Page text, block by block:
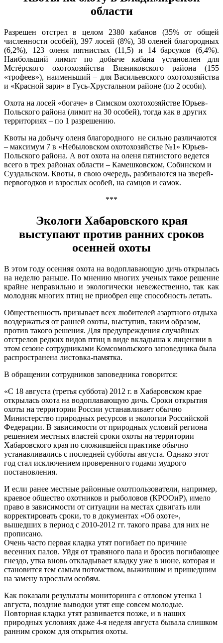
области
Разрешен отстрел в целом 2380 кабанов (35% от общей
численности особей), 397 лосей (8%), 38 оленей благородных
(6,2%), 123 оленя пятнистых (11,5) и 14 барсуков (6,4%).
Наибольший лимит по добыче кабана установлен для
Мстёрского охотохозяйства Вязниковского района (155
«трофеев»), наименьший – для Васильевского охотохозяйства
и «Красной зари» в Гусь-Хрустальном районе (по 2 особи).
Охота на лосей «богаче» в Симском охотохозяйстве Юрьев-
Польского района (лимит на 30 особей), тогда как в других
территориях – по 1 разрешению.
Квоты на добычу оленя благородного не сильно различаются
– максимум 7 в «Небыловском охотохозяйстве №1» Юрьев-
Польского района. А вот охота на оленя пятнистого ведется
всего в трех районах области – Камешковском, Собинском и
Суздальском. Квоты, в свою очередь, разбиваются на зверей-
первогодков и взрослых особей, на самцов и самок.
***
Экологи Хабаровского края
выступают против ранних сроков
осенней охоты
В этом году осенняя охота на водоплавающую дичь открылась
на неделю раньше. По мнению многих ученых такое решение
крайне неправильно и экологически невежественно, так как
молодняк многих птиц не приобрел еще способность летать.
Общественность призывает всех любителей азартного отдыха
воздержаться от ранней охоты, выступив, таким образом,
против такого решения. Для предупреждения случайных
отстрелов редких видов птиц в виде вкладыша к лицензии в
этом сезоне сотрудниками Комсомольского заповедника была
распространена листовка-памятка.
В обращении сотрудников заповедника говорится:
«С 18 августа (третья суббота) 2012 г. в Хабаровском крае
открылась охота на водоплавающую дичь. Сроки открытия
охоты на территории России устанавливает обычно
Министерство природных ресурсов и экологии Российской
Федерации. В зависимости от природных условий региона
решением местных властей сроки охоты на территории
Хабаровского края по сложившейся практике обычно
устанавливались с последней субботы августа. Однако этот
год стал исключением проверенного годами мудрого
постановления.
И если ранее местные районные охотпользователи, например,
краевое общество охотников и рыболовов (КРООиР), имело
право в зависимости от ситуации на местах сдвигать или
корректировать сроки, то в документах «Об охоте»,
вышедших в период с 2010-2012 гг. такого права для них не
прописано.
Очень часто первая кладка утят погибает по причине
весенних палов. Уйдя от травяного пала и бросив погибающее
гнездо, утка вновь откладывает кладку уже в июне, которая и
становится тем самым потомством, выжившим и пришедшим
на замену взрослым особям.
Как показали результаты мониторинга с отловом утенка 1
августа, поздние выводки утят еще совсем молодые.
Повторная кладка утят развивается позже, и в наших
природных условиях даже 4-я неделя августа бывала слишком
ранним сроком для открытия охоты.